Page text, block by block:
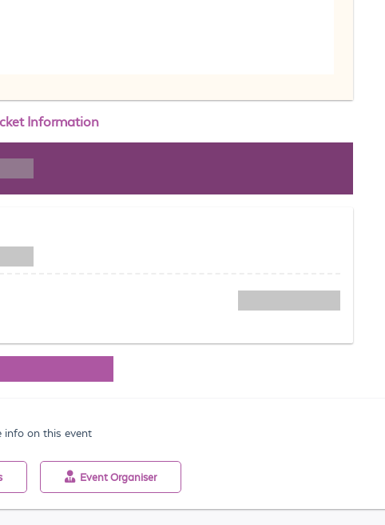
Information
info on this event
Event Organiser